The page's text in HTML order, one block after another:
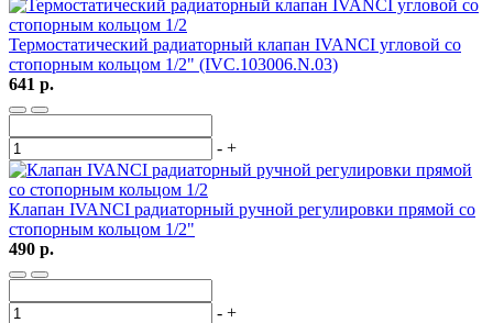
Термостатический радиаторный клапан IVANCI угловой со
стопорным кольцом 1/2" (IVC.103006.N.03)
641 р.
- +
Клапан IVANCI радиаторный ручной регулировки прямой со
стопорным кольцом 1/2"
490 р.
- +